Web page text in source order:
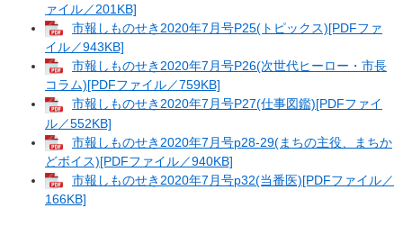
ァイル／201KB]
市報しものせき2020年7月号P25(トピックス)[PDFファ
イル／943KB]
市報しものせき2020年7月号P26(次世代ヒーロー・市長
コラム)[PDFファイル／759KB]
市報しものせき2020年7月号P27(仕事図鑑)[PDFファイ
ル／552KB]
市報しものせき2020年7月号p28-29(まちの主役、まちか
どボイス)[PDFファイル／940KB]
市報しものせき2020年7月号p32(当番医)[PDFファイル／
166KB]